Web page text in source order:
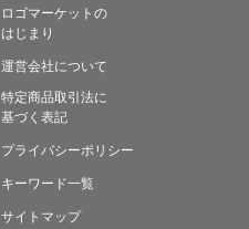
ロゴマーケットの
はじまり
運営会社について
特定商品取引法に
基づく表記
プライバシーポリシー
キーワード一覧
サイトマップ